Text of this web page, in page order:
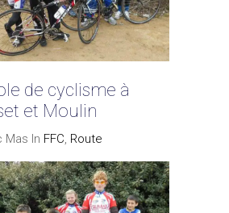
de cyclisme à
et Moulin
Mas In FFC, Route